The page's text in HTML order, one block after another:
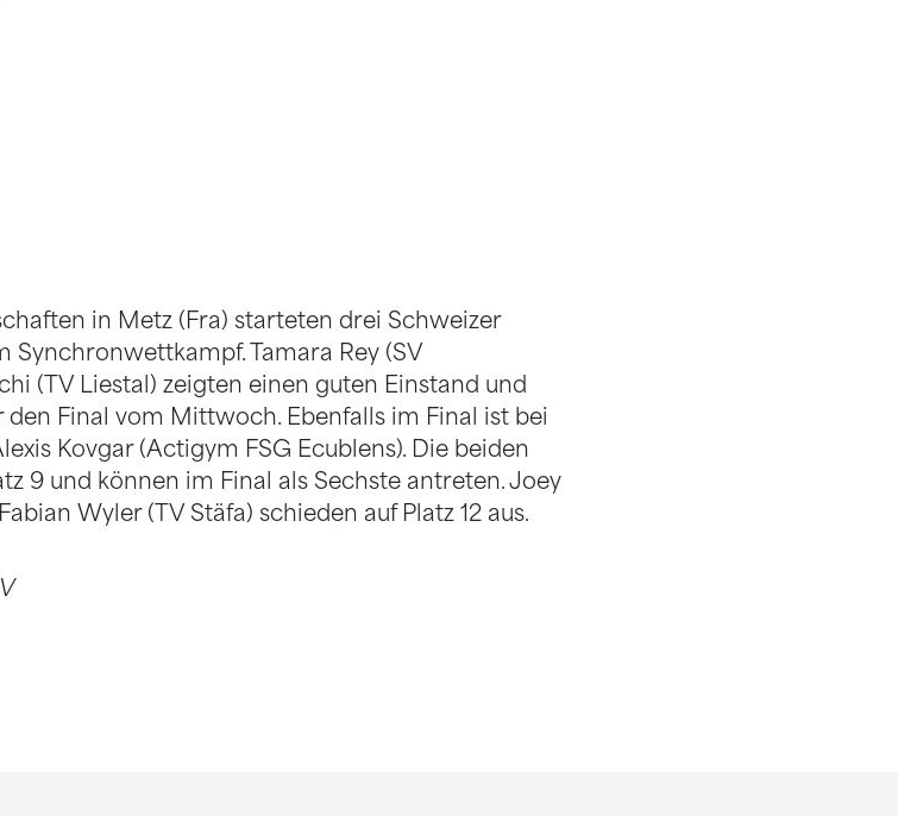
in Metz (Fra) starteten drei Schweizer
Tamara Rey (SV
(TV Liestal) zeigten einen guten Einstand und
Final vom Mittwoch. Ebenfalls im Final ist bei
Kovgar (Actigym FSG Ecublens). Die beiden
9 und können im Final als Sechste antreten. Joey
Wyler (TV Stäfa) schieden auf Platz 12 aus.